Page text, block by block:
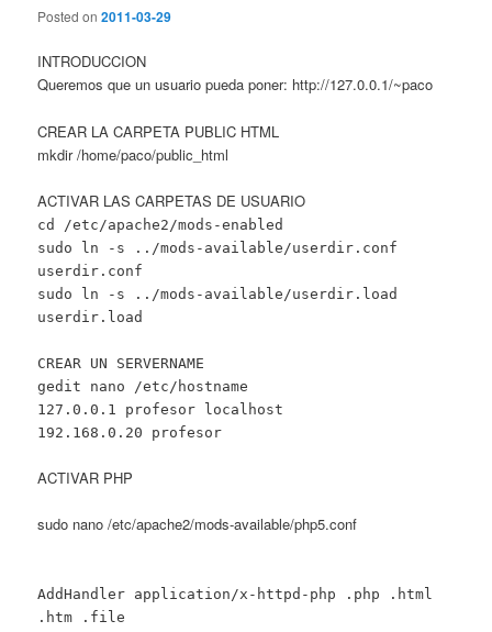
Posted on2011-03-29
INTRODUCCION
Queremos que un usuario pueda poner: http://127.0.0.1/~paco
CREAR LA CARPETA PUBLIC HTML
mkdir /home/paco/public_html
ACTIVAR LAS CARPETAS DE USUARIO
cd /etc/apache2/mods-enabled
sudo ln -s ../mods-available/userdir.conf
userdir.conf
sudo ln -s ../mods-available/userdir.load
userdir.load
CREAR UN SERVERNAME
gedit nano /etc/hostname
127.0.0.1 profesor localhost
192.168.0.20 profesor
ACTIVAR PHP
sudo nano /etc/apache2/mods-available/php5.conf
AddHandler application/x-httpd-php .php .html
.htm .file